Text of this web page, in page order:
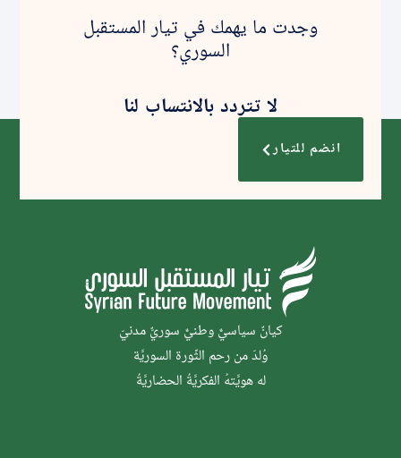
وجدت ما يهمك في تيار المستقبل
السوري؟
لا تتردد بالانتساب لنا
انضم للتيار
كيانٌ سياسيٌّ وطنيٌّ سوريٌّ مدنيّ
وُلدَ من رحم الثَّورة السوريَّة
له هويَّتهُ الفكريَّةُ الحضاريَّةُ